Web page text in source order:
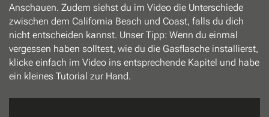
Anschauen. Zudem siehst du im Video die Unterschiede
zwischen dem California Beach und Coast, falls du dich
nicht entscheiden kannst. Unser Tipp: Wenn du einmal
vergessen haben solltest, wie du die Gasflasche installierst,
klicke einfach im Video ins entsprechende Kapitel und habe
ein kleines Tutorial zur Hand.